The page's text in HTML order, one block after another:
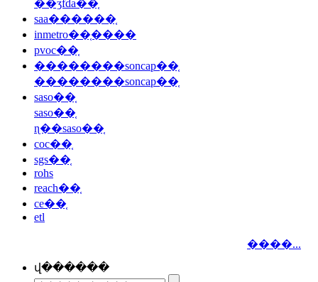
��ʒfda��֤
saa������֤
inmetro��֤����
pvoc��֤
��������soncap��֤
��������soncap��֤
saso��֤
saso��֤
ɳ��saso��֤
coc��֤
sgs��֤
rohs
reach��֤
ce��֤
etl
����...
վ������